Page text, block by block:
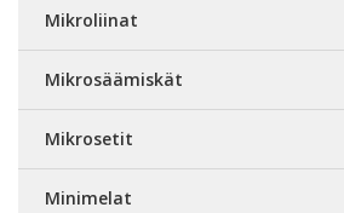
Mikroliinat
Mikrosäämiskät
Mikrosetit
Minimelat